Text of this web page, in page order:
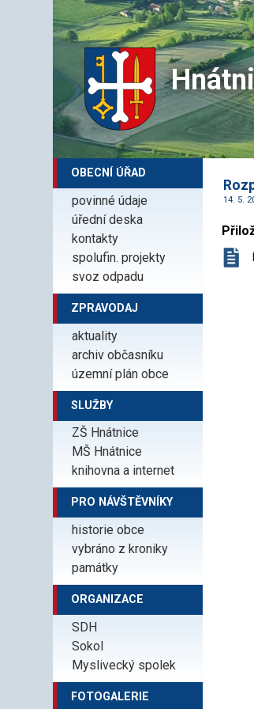
OBECNÍ ÚŘAD
povinné údaje
úřední deska
kontakty
spolufin. projekty
svoz odpadu
ZPRAVODAJ
aktuality
archiv občasníku
územní plán obce
SLUŽBY
ZŠ Hnátnice
MŠ Hnátnice
knihovna a internet
PRO NÁVŠTĚVNÍKY
historie obce
vybráno z kroniky
památky
ORGANIZACE
SDH
Sokol
Myslivecký spolek
FOTOGALERIE
14. 5.